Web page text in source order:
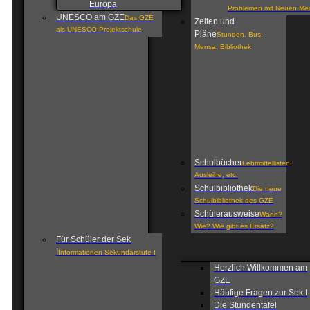
Europa
UNESCO am GZEDas GZE
als UNESCO-Projektschule
Problemen mit Neuen
Zeiten und
PläneStunden, Bus,
Mensa, Bibliothek
SchulbücherLehrmittellisten,
Ausleihe, etc.
SchulbibliothekDie neue
Schulbibliothek des GZE
SchülerausweiseWann?
Wie? Wie gibt es Ersatz?
Für Schüler der Sek
Informationen Sekundarstufe I
Herzlich Willkommen am
GZE
Häufige Fragen zur Sek I
Die Stundentafel